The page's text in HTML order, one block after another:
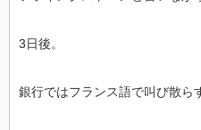
3日後。
銀行ではフランス語で叫び散ら